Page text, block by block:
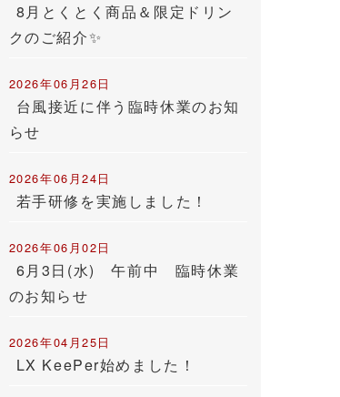
8月とくとく商品＆限定ドリン
クのご紹介✨
2026年06月26日
台風接近に伴う臨時休業のお知
らせ
2026年06月24日
若手研修を実施しました！
2026年06月02日
6月3日(水) 午前中 臨時休業
のお知らせ
2026年04月25日
LX KeePer始めました！